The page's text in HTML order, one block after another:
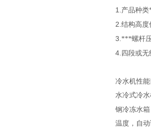
1. 产品种
2. 结构高度
3. ***螺杆
4. 四段或
冷水机性
水冷式冷
钢冷冻水
温度，自